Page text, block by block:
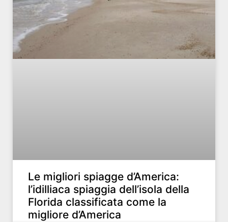
Le migliori spiagge d’America:
l’idilliaca spiaggia dell’isola della
Florida classificata come la
migliore d’America